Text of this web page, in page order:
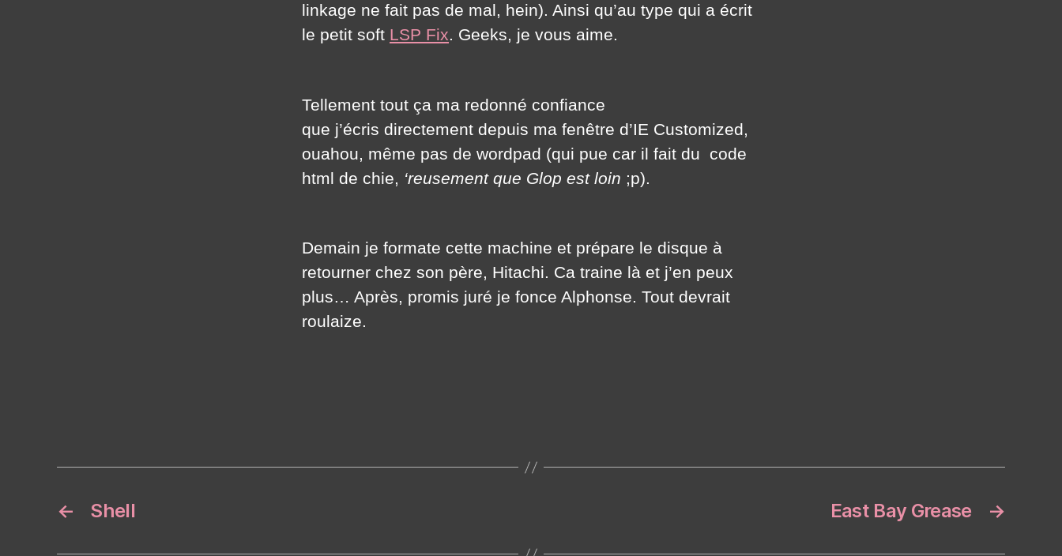
linkage ne fait pas de mal, hein). Ainsi qu’au type qui a écrit
le petit soft LSP Fix. Geeks, je vous aime.
Tellement tout ça ma redonné confiance
que j’écris directement depuis ma fenêtre d’IE Customized,
ouahou, même pas de wordpad (qui pue car il fait du code
html de chie, ‘reusement que Glop est loin ;p).
Demain je formate cette machine et prépare le disque à
retourner chez son père, Hitachi. Ca traine là et j’en peux
plus… Après, promis juré je fonce Alphonse. Tout devrait
roulaize.
← Shell →
East Bay Grease